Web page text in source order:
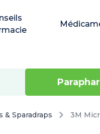
& Sparadraps 3M